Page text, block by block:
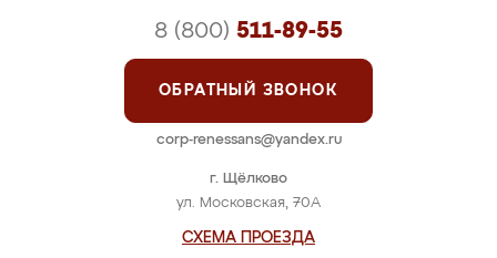
г. Щёлково
ул. Московская, 70А
СХЕМА ПРОЕЗДА
8 (800) 511-89-55
ОБРАТНЫЙ ЗВОНОК
corp-renessans@yandex.ru